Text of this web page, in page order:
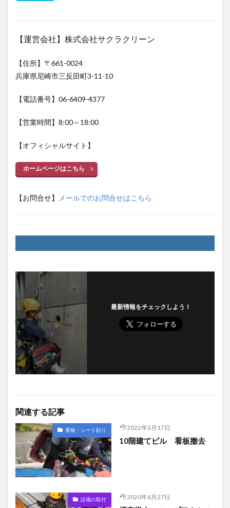
【運営会社】株式会社サクラクリーン
【住所】〒661-0024
兵庫県尼崎市三反田町3-11-10
【電話番号】06-6409-4377
【営業時間】8:00～18:00
【オフィシャルサイト】
ホームページはこちら
【お問合せ】 メールでのお問合せはこちら
最新情報をチェックしよう！
関連する記事
看板・シート貼り 2022年3月17日
10階建てビル 看板撤去
設備の取付 2020年6月27日